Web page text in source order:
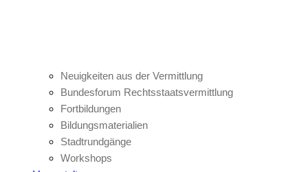
Neuigkeiten aus der Vermittlung
Bundesforum Rechtsstaatsvermittlung
Fortbildungen
Bildungsmaterialien
Stadtrundgänge
Workshops